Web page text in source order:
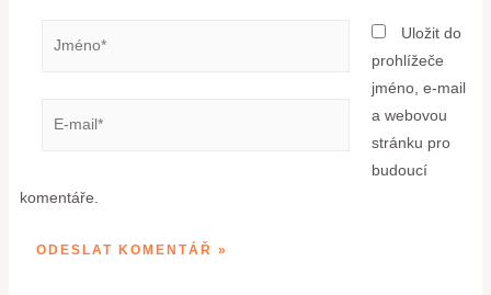
Uložit do
prohlížeče
jméno, e-mail
a webovou
stránku pro
budoucí
komentáře.